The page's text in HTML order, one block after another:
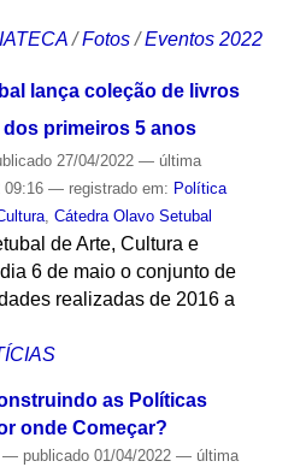
/Fotos /Eventos 2022
lança coleção de livros
primeiros 5 anos
27/04/2022 — última
— registrado em: Política
, Cátedra Olavo Setubal
de Arte, Cultura e
6 de maio o conjunto de
realizadas de 2016 a
as Políticas
onde Começar?
— publicado01/04/2022 — última